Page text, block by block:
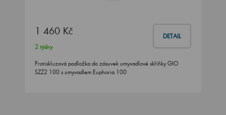
1 460 Kč DETAIL
2 týdny
Protiskluzová podložka do zásuvek umyvadlové skříňky GIO
SZZ2 100 s umyvadlem Euphoria 100